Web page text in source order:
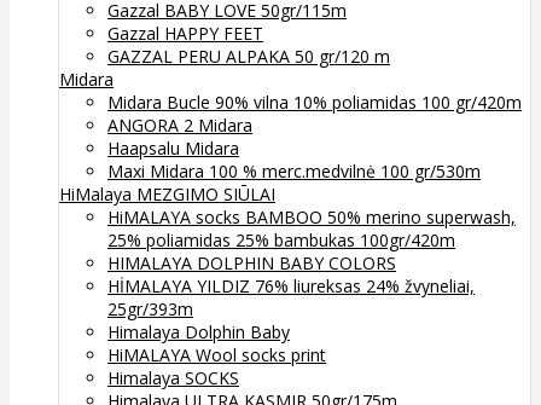
Gazzal BABY LOVE 50gr/115m
Gazzal HAPPY FEET
GAZZAL PERU ALPAKA 50 gr/120 m
Midara
Midara Bucle 90% vilna 10% poliamidas 100 gr/420m
ANGORA 2 Midara
Haapsalu Midara
Maxi Midara 100 % merc.medvilnė 100 gr/530m
HiMalaya MEZGIMO SIŪLAI
HiMALAYA socks BAMBOO 50% merino superwash,
25% poliamidas 25% bambukas 100gr/420m
HIMALAYA DOLPHIN BABY COLORS
HİMALAYA YILDIZ 76% liureksas 24% žvyneliai,
25gr/393m
Himalaya Dolphin Baby
HiMALAYA Wool socks print
Himalaya SOCKS
Himalaya ULTRA KASMIR 50gr/175m